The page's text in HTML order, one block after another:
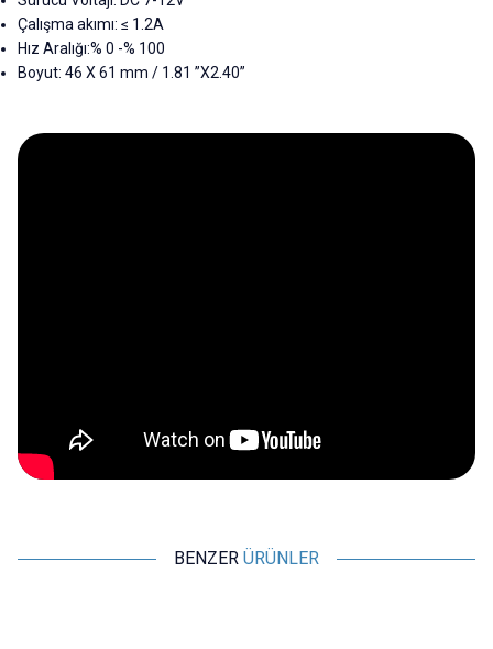
Çalışma akımı: ≤ 1.2A
Hız Aralığı:% 0 -% 100
Boyut: 46 X 61 mm / 1.81 ”X2.40”
BENZER ÜRÜNLER